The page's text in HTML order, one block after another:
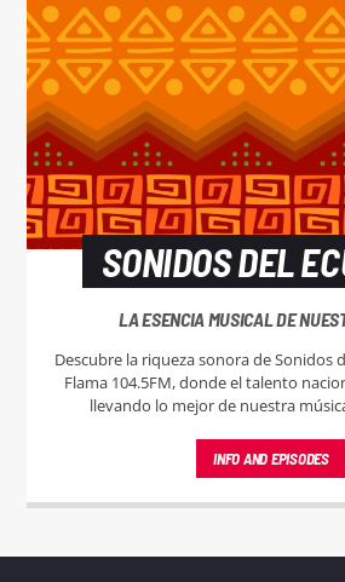
SONIDOS DEL
LA ESENCIA MUSICAL DE
Descubre la riqueza sonora de Sonidos
Flama 104.5FM, donde el talento
llevando lo mejor de nuestra
INFO AND EPISODES